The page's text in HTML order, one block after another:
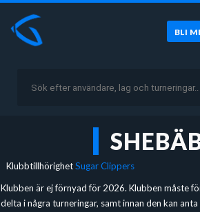
BLI
KlubbtillhörighetSugar Clippers
Klubben är ej förnyad för 2026. Klubben måste
delta i några turneringar, samt innan den kan